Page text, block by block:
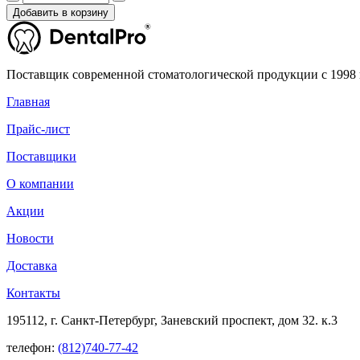
Добавить в корзину
Поставщик современной стоматологической продукции с 1998
Главная
Прайс-лист
Поставщики
О компании
Акции
Новости
Доставка
Контакты
195112, г. Санкт-Петербург, Заневский проспект, дом 32. к.3
телефон: (812)740-77-42